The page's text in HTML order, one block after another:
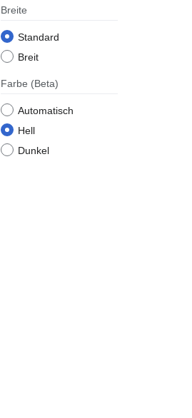
Breite
Standard
Breit
Farbe (Beta)
Automatisch
Hell
Dunkel